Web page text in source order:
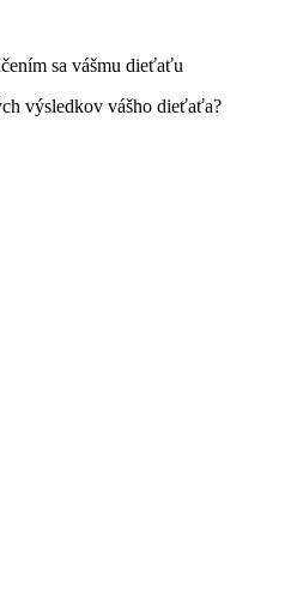
sa vášmu dieťaťu
výsledkov vášho dieťaťa?